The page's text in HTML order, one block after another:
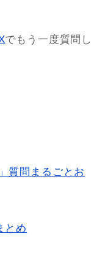
でもう一度質問し
質問まるごとお
とめ